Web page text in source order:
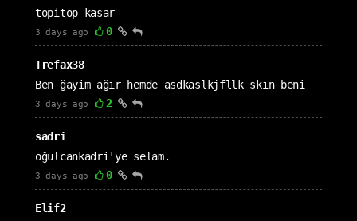
topitop kasar
3 days ago 0
Trefax38
Ben ğayim ağır hemde asdkaslkjfllk skın beni
3 days ago 2
sadri
oğulcankadri'ye selam.
3 days ago 0
Elif2